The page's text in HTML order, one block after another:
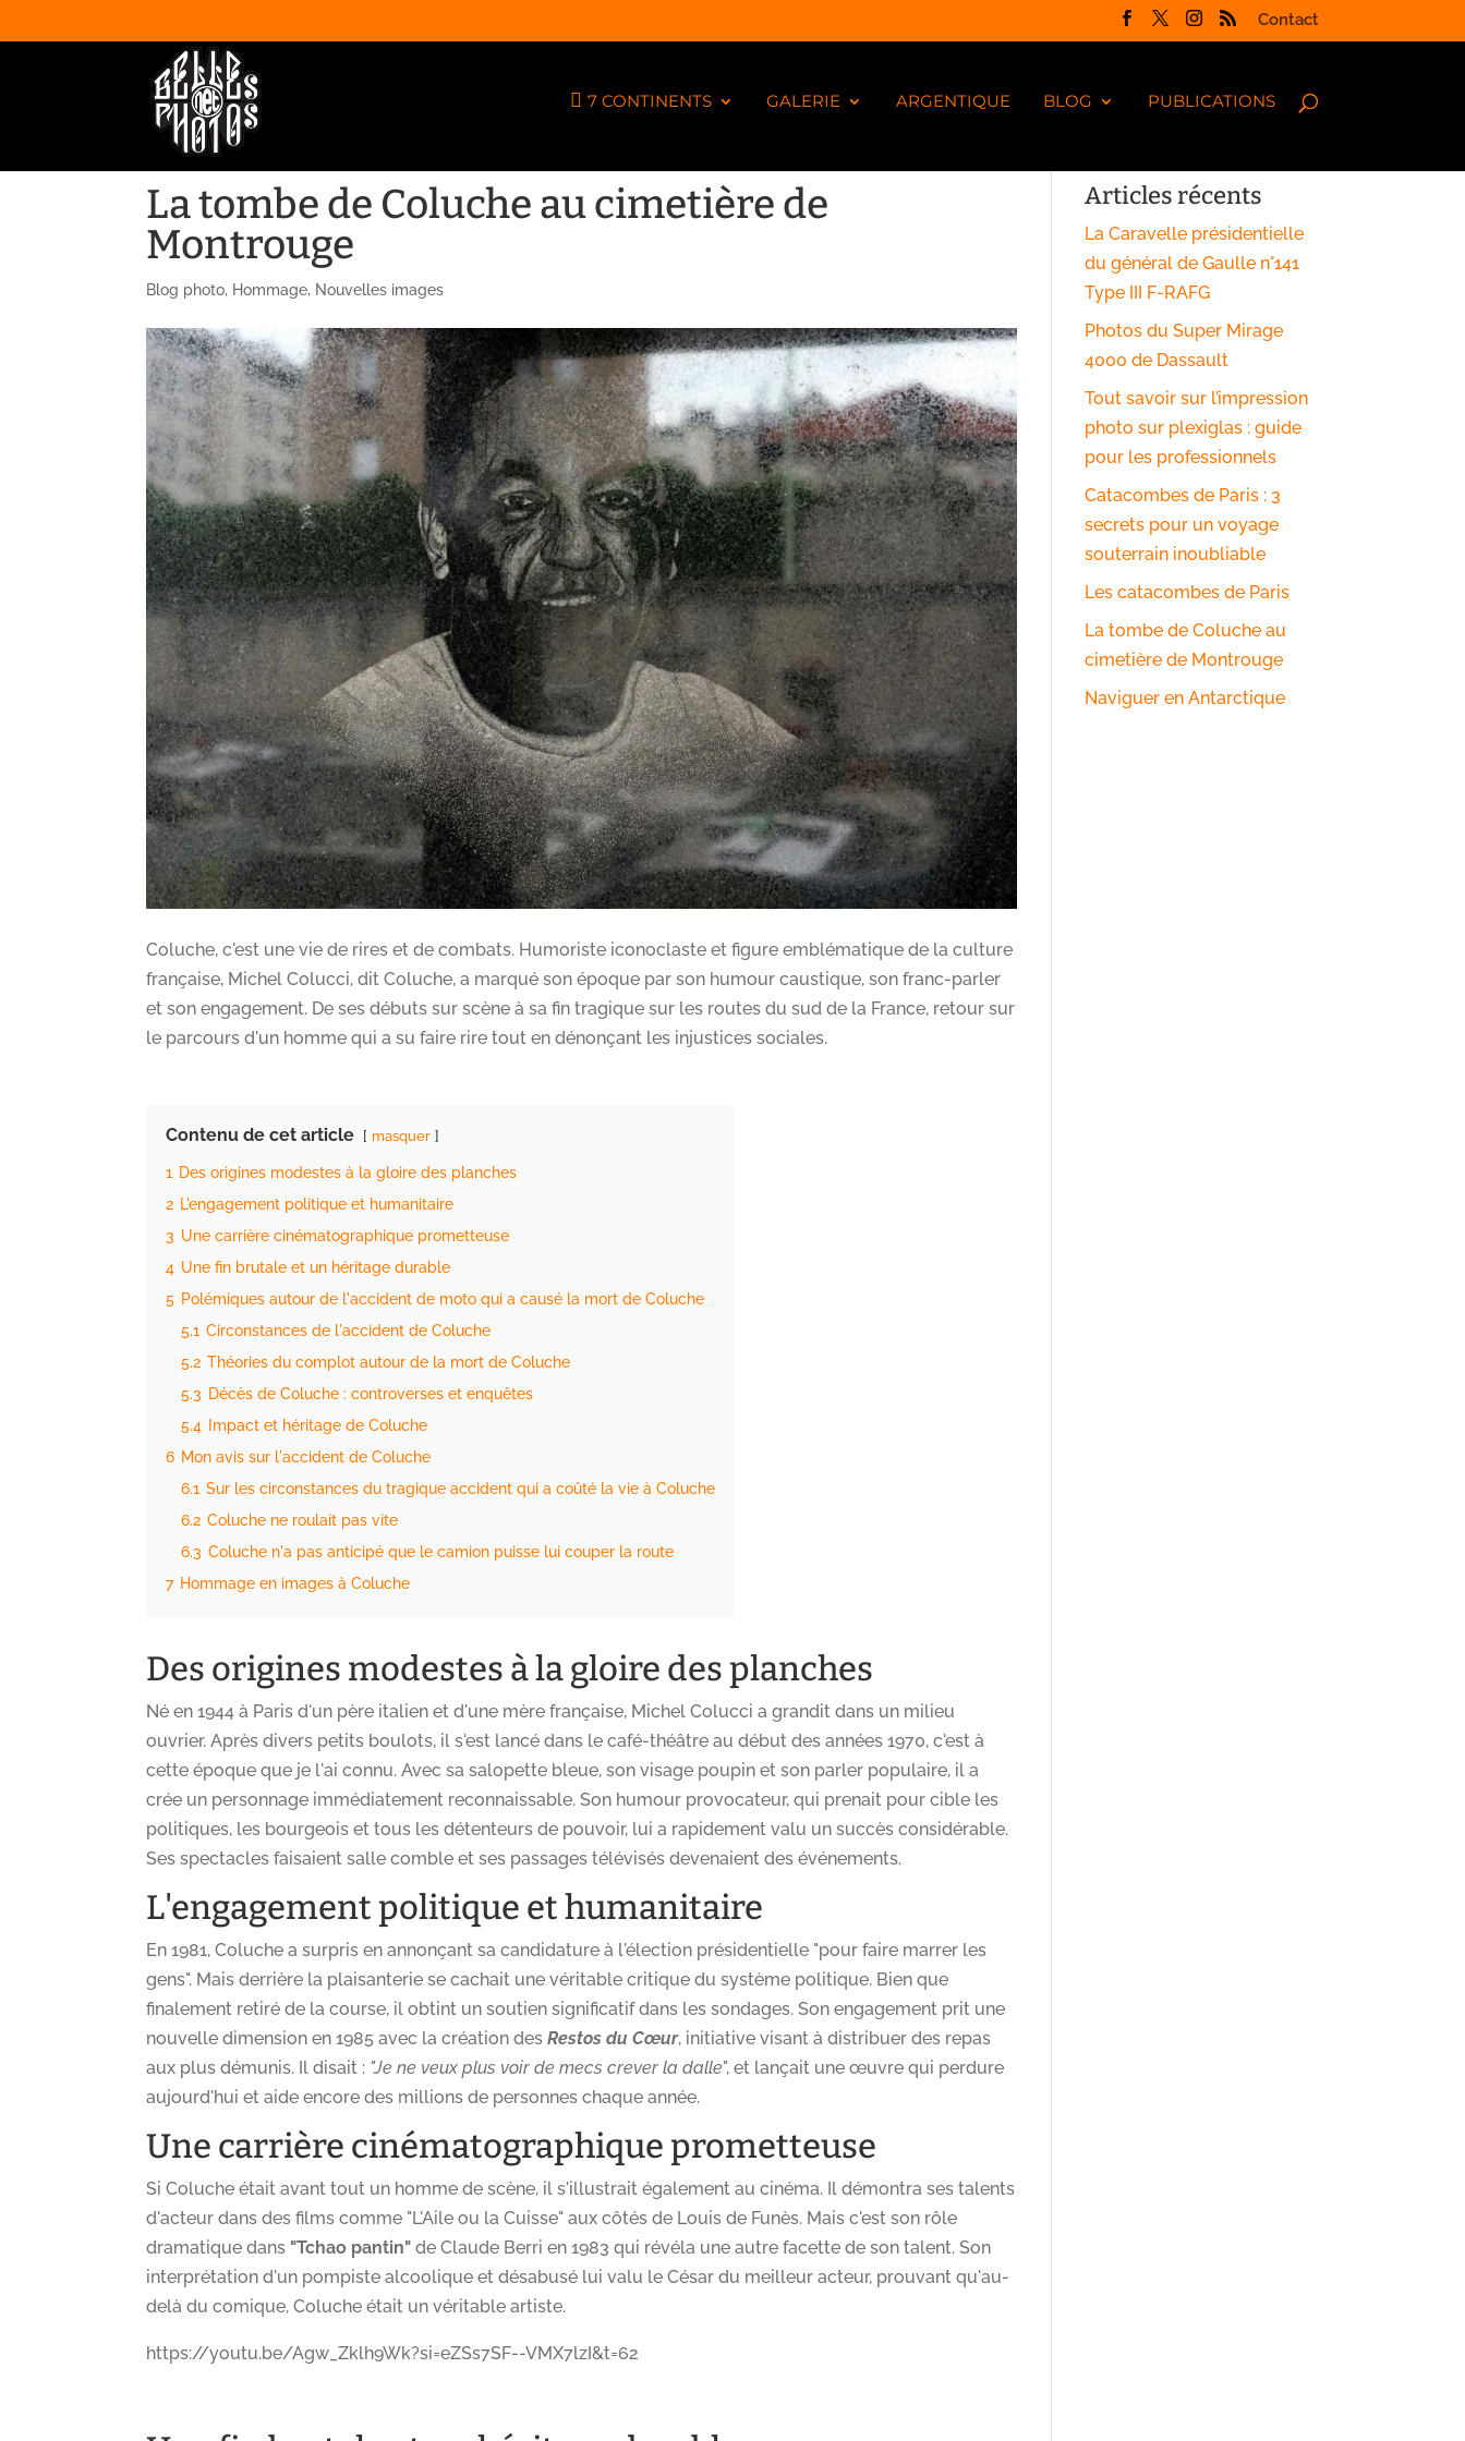
Contact
7 CONTINENTS GALERIE ARGENTIQUE BLOG PUBLICATIONS
La tombe de Coluche au cimetière de
Montrouge
Blog photo, Hommage, Nouvelles images
Coluche, c'est une vie de rires et de combats. Humoriste iconoclaste et figure emblématique de la culture
française, Michel Colucci, dit Coluche, a marqué son époque par son humour caustique, son franc-parler
et son engagement. De ses débuts sur scène à sa fin tragique sur les routes du sud de la France, retour sur
le parcours d'un homme qui a su faire rire tout en dénonçant les injustices sociales.
Contenu de cet article masquer
1 Des origines modestes à la gloire des planches
2 L'engagement politique et humanitaire
3 Une carrière cinématographique prometteuse
4 Une fin brutale et un héritage durable
5 Polémiques autour de l'accident de moto qui a causé la mort de Coluche
5.1 Circonstances de l'accident de Coluche
5.2 Théories du complot autour de la mort de Coluche
5.3 Décès de Coluche : controverses et enquêtes
5.4 Impact et héritage de Coluche
6 Mon avis sur l'accident de Coluche
6.1 Sur les circonstances du tragique accident qui a coûté la vie à Coluche
6.2 Coluche ne roulait pas vite
6.3 Coluche n'a pas anticipé que le camion puisse lui couper la route
7 Hommage en images à Coluche
Des origines modestes à la gloire des planches
Né en 1944 à Paris d'un père italien et d'une mère française, Michel Colucci a grandit dans un milieu
ouvrier. Après divers petits boulots, il s'est lancé dans le café-théâtre au début des années 1970, c'est à
cette époque que je l'ai connu. Avec sa salopette bleue, son visage poupin et son parler populaire, il a
crée un personnage immédiatement reconnaissable. Son humour provocateur, qui prenait pour cible les
politiques, les bourgeois et tous les détenteurs de pouvoir, lui a rapidement valu un succès considérable.
Ses spectacles faisaient salle comble et ses passages télévisés devenaient des événements.
L'engagement politique et humanitaire
En 1981, Coluche a surpris en annonçant sa candidature à l'élection présidentielle "pour faire marrer les
gens". Mais derrière la plaisanterie se cachait une véritable critique du système politique. Bien que
finalement retiré de la course, il obtint un soutien significatif dans les sondages. Son engagement prit une
nouvelle dimension en 1985 avec la création desRestos du Cœur, initiative visant à distribuer des repas
aux plus démunis. Il disait : "Je ne veux plus voir de mecs crever la dalle", et lançait une œuvre qui perdure
aujourd'hui et aide encore des millions de personnes chaque année.
Une carrière cinématographique prometteuse
Si Coluche était avant tout un homme de scène, il s'illustrait également au cinéma. Il démontra ses talents
d'acteur dans des films comme "L'Aile ou la Cuisse" aux côtés de Louis de Funès. Mais c'est son rôle
dramatique dans "Tchao pantin" de Claude Berri en 1983 qui révéla une autre facette de son talent. Son
interprétation d'un pompiste alcoolique et désabusé lui valu le César du meilleur acteur, prouvant qu'au-
delà du comique, Coluche était un véritable artiste.
https://youtu.be/Agw_Zklh9Wk?si=eZSs7SF--VMX7lzI&t=62
Articles récents
La Caravelle présidentielle
du général de Gaulle n°141
Type III F-RAFG
Photos du Super Mirage
4000 de Dassault
Tout savoir sur l’impression
photo sur plexiglas : guide
pour les professionnels
Catacombes de Paris : 3
secrets pour un voyage
souterrain inoubliable
Les catacombes de Paris
La tombe de Coluche au
cimetière de Montrouge
Naviguer en Antarctique